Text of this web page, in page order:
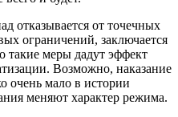
отказывается от точечных
ограничений, заключается
такие меры дадут эффект
Возможно, наказание
очень мало в истории
меняют характер режима.